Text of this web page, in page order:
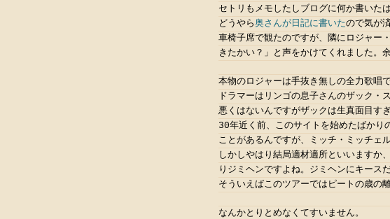
セトリもメモしたしブログに何か書いた
どうやら奥さんが日記に書いたので気が
車椅子席で観たのですが、隣にロジャー
きたかい？」と声をかけてくれました。
本物のロジャーは手抜き無しの全力歌唱
ドラマーはリンゴの息子さんのザック・
悪くはないんですがザックは生真面目す
30年近く前、このサイトを始めたばかり
ことがあるんですが、ミッチ・ミッチェ
しかしやはり結局適材適所といいますか
りジミヘンですよね。ジミヘンにキース
そういえばこのツアーではピートの歳の
なんかとりとめなくてすいません。